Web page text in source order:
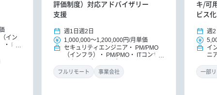
イン
PM/
評価制度）対応アドバイザリー
支援
週1日 週2日
1,000,000～1,200,000円/月単価
セキュリティエンジニア
PM/PMO
（インフラ）
PM/PMO
ITコンサ
ント
DXコンサルタント
フルリモート 事業会社
キ/可
ビス化
週2
イ
ニ
ラ
一部